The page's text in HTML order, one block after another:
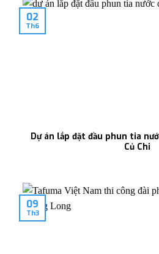
Dự án lắp đặt đầu phun tia
Củ Chi
02
Th6
09
Th3